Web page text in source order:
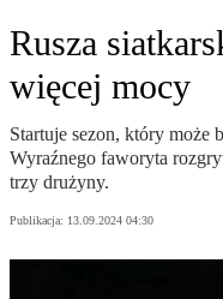
Rusza
więcej mocy
Startuje sezon, który może
Wyraźnego faworyta
trzy drużyny.
Publikacja: 13.09.2024 04:30